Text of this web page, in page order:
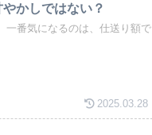
かしではない？
一番気になるのは、仕送り額で
2025.03.28